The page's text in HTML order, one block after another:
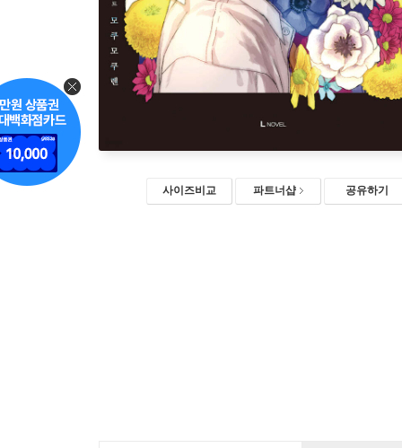
사이즈비교 파트너샵 공유하기